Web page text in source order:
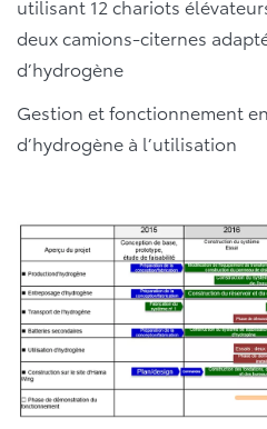
utilisant 12 chariots
deux camions-citernes
d’hydrogène
Gestion et fonctionnement
d’hydrogène à l’utilisation